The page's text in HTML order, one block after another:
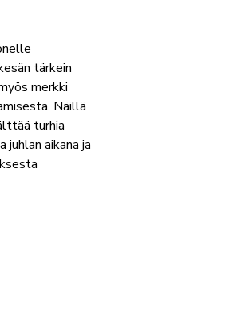
tärkein
merkki
Näillä
turhia
juhlan aikana ja